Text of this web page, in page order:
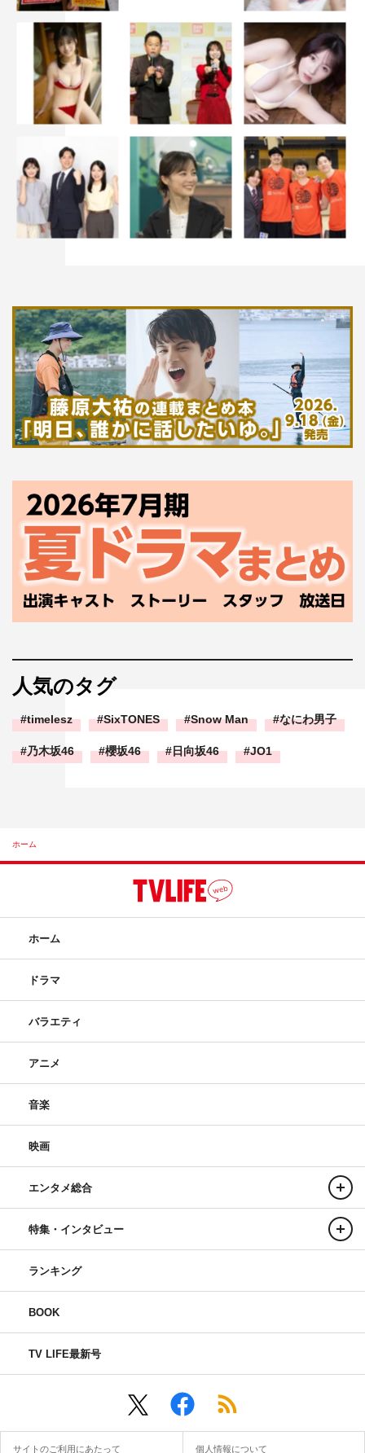
人気のタグ
timelesz SixTONES Snow Man なにわ男子
乃木坂46 櫻坂46 日向坂46 JO1
ホーム
ホーム
ドラマ
バラエティ
アニメ
音楽
映画
エンタメ総合
特集・インタビュー
ランキング
BOOK
TV LIFE最新号
サイトのご利用にあたって 個人情報について